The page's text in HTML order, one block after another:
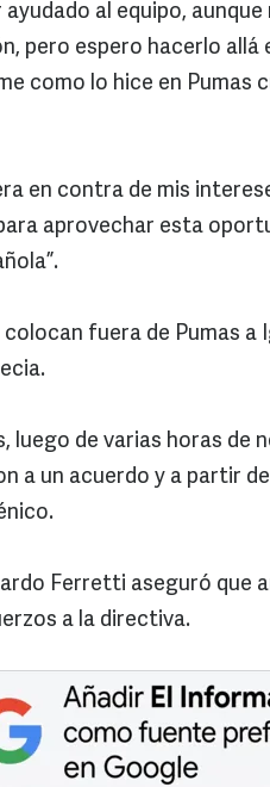
al equipo,
pero espero hacerlo
como lo hice en Pumas
en contra de mis
aprovechar esta
fuera de Pumas a
luego de varias horas de
a un acuerdo y a partir
Ferretti aseguró que
a la directiva.